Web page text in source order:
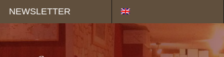
NEWSLETTER
Panneau de gestion des cookies